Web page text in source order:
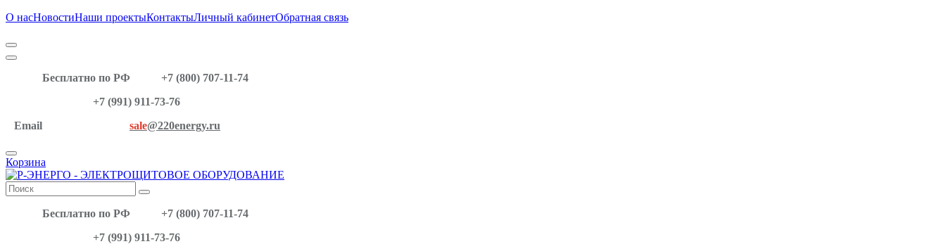
О насНовостиНаши проектыКонтактыЛичный кабинетОбратная связь
Бесплатно по РФ
+7 (800) 707-11-74
+7 (991) 911-73-76
Email
sale@220energy.ru
Корзина
Бесплатно по РФ
+7 (800) 707-11-74
+7 (991) 911-73-76